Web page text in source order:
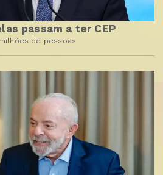
passam a ter CEP
de pessoas